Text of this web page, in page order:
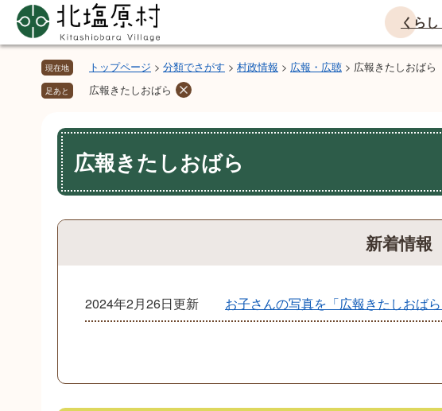
ジ
ュ
くら
現在地 トップページ > 分類でさがす > 村政情報 > 広報・広聴 > 広報きたしおばら
足あと 広報きたしおばら
本
文
広報きたしおばら
新着情報
2024年2月26日更新 お子さんの写真を「広報きたしおば